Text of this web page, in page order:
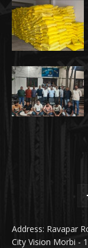
Address: Ravapar
City Vision Morbi -